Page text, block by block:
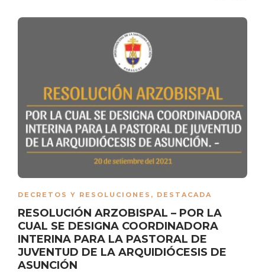
DECRETOS Y RESOLUCIONES , DESTACADA
RESOLUCIÓN ARZOBISPAL – POR LA
CUAL SE DESIGNA COORDINADORA
INTERINA PARA LA PASTORAL DE
JUVENTUD DE LA ARQUIDIÓCESIS DE
ASUNCIÓN